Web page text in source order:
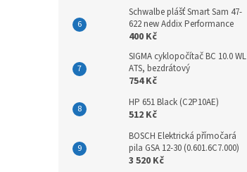
Schwalbe plášť Smart Sam 47-
622 new Addix Performance
400 Kč
SIGMA cyklopočítač BC 10.0 WL
ATS, bezdrátový
754 Kč
HP 651 Black (C2P10AE)
512 Kč
BOSCH Elektrická přímočará
pila GSA 12-30 (0.601.6C7.000)
3 520 Kč